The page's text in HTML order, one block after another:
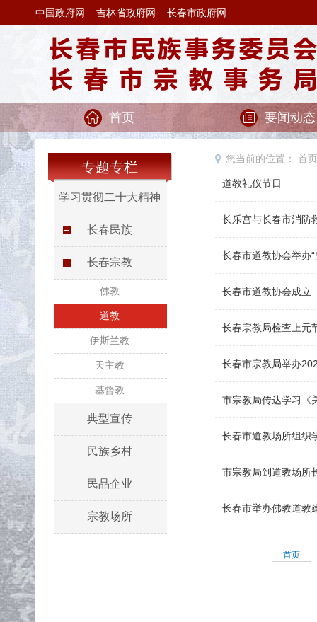
中国政府网 吉林省政府网 长春市政府网
首页 要闻动态
专题专栏
学习贯彻二十大精神
长春民族
长春宗教
佛教
道教
伊斯兰教
天主教
基督教
典型宣传
民族乡村
民品企业
宗教场所
您当前的位置： 首页
道教礼仪节日
长乐宫与长春市消防
长春市道教协会举办
长春市道教协会成立
长春宗教局检查上元
长春市宗教局举办
市宗教局传达学习《
长春市道教场所组织
市宗教局到道教场所
长春市举办佛教道教
首页